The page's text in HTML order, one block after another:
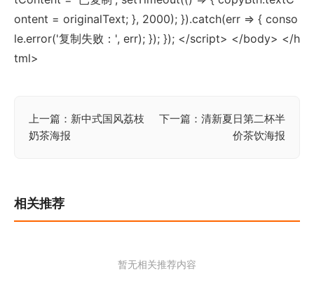
ontent = originalText; }, 2000); }).catch(err => { conso
le.error('复制失败：', err); }); }); </script> </body> </h
tml>
文
章
上一篇：新中式国风荔枝
奶茶海报
下一篇：清新夏日第二杯半
价茶饮海报
相关推荐
暂无相关推荐内容